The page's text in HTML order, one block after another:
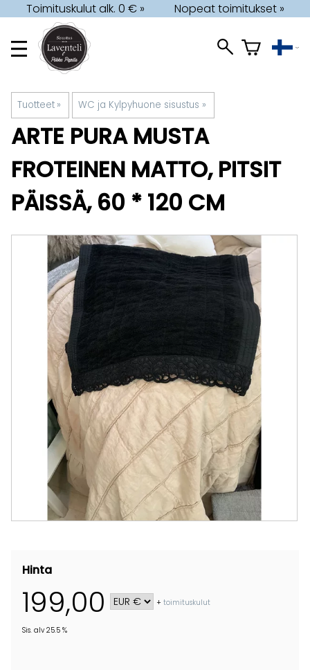
Toimituskulut alk. 0 € » Nopeat toimitukset »
Tuotteet ‪» WC ja Kylpyhuone sisustus ‪»
ARTE PURA MUSTA
FROTEINEN MATTO, PITSIT
PÄISSÄ, 60 * 120 CM
Hinta
199,00 +toimituskulut
Sis. alv 25.5 %